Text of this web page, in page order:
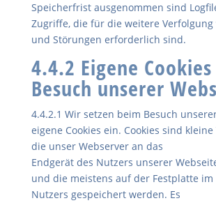
Speicherfrist ausgenommen sind
Zugriffe, die für die weitere
und Störungen erforderlich sind.
4.4.2 Eigene
Besuch unserer
4.4.2.1 Wir setzen beim Besuch
eigene Cookies ein. Cookies sind
die unser Webserver an das
Endgerät des Nutzers unserer
und die meistens auf der Festplatte im
Nutzers gespeichert werden. Es